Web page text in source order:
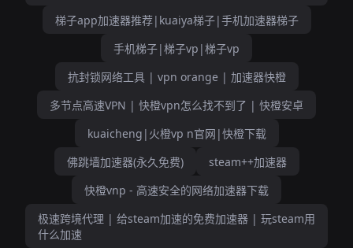
梯子app加速器推荐|kuaiya梯子|手机加速器梯子
手机梯子|梯子vp|梯子vp
抗封锁网络工具 | vpn orange | 加速器快橙
多节点高速VPN | 快橙vpn怎么找不到了 | 快橙安卓
kuaicheng|火橙vp n官网|快橙下载
佛跳墙加速器(永久免费)
steam++加速器
快橙vnp - 高速安全的网络加速器下载
极速跨境代理 | 给steam加速的免费加速器 | 玩steam用
什么加速